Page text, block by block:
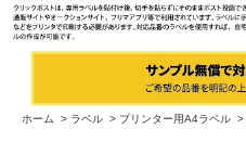
ホーム > ラベル > プリンター用A4ラベル >